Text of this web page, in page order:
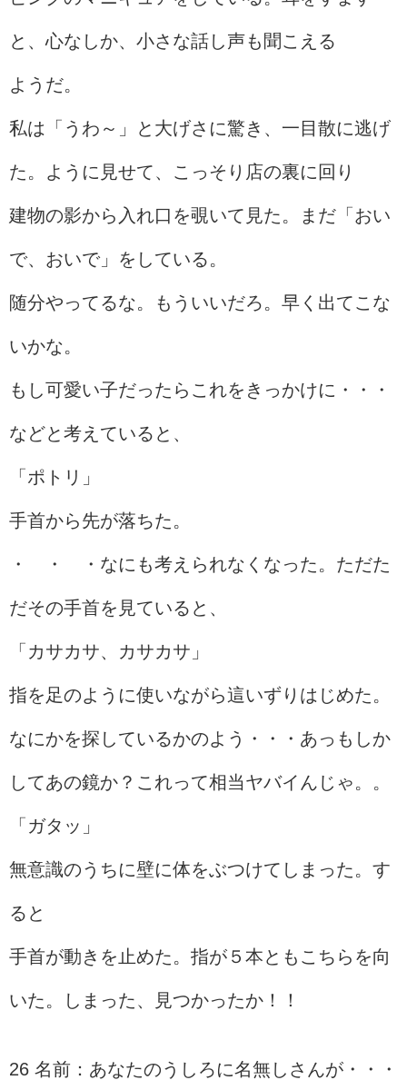
と、心なしか、小さな話し声も聞こえる
ようだ。
私は「うわ～」と大げさに驚き、一目散に逃げ
た。ように見せて、こっそり店の裏に回り
建物の影から入れ口を覗いて見た。まだ「おい
で、おいで」をしている。
随分やってるな。もういいだろ。早く出てこな
いかな。
もし可愛い子だったらこれをきっかけに・・・
などと考えていると、
「ポトリ」
手首から先が落ちた。
・ ・ ・なにも考えられなくなった。ただた
だその手首を見ていると、
「カサカサ、カサカサ」
指を足のように使いながら這いずりはじめた。
なにかを探しているかのよう・・・あっもしか
してあの鏡か？これって相当ヤバイんじゃ。。
「ガタッ」
無意識のうちに壁に体をぶつけてしまった。す
ると
手首が動きを止めた。指が５本ともこちらを向
いた。しまった、見つかったか！！
26 名前：あなたのうしろに名無しさんが・・・